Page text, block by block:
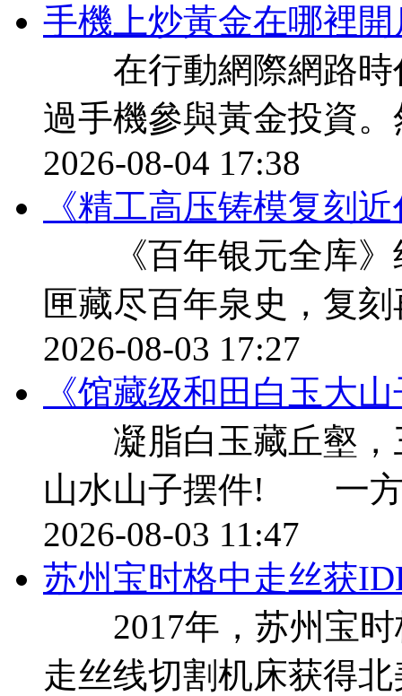
手機上炒黃金在哪裡
在行動網際網路時
過手機參與黃金投資
2026-08-04 17:38
《精工高压铸模复刻
《百年银元全库
匣藏尽百年泉史，复
2026-08-03 17:27
《馆藏级和田白玉大
凝脂白玉藏丘壑，
山水山子摆件! 一方
2026-08-03 11:47
苏州宝时格中走丝获
2017年，苏州宝时
走丝线切割机床获得